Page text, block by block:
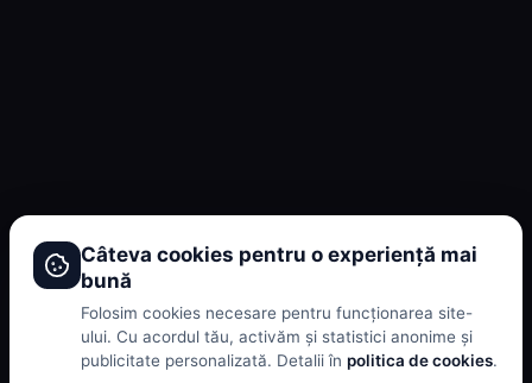
Câteva cookies pentru o experiență mai
bună
Folosim cookies necesare pentru funcționarea site-
ului. Cu acordul tău, activăm și statistici anonime și
publicitate personalizată. Detalii în politica de cookies.